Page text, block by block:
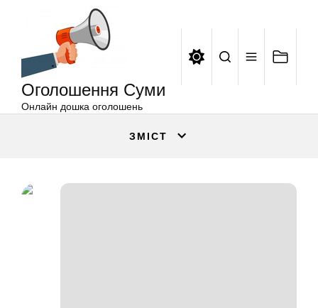
Оголошення Суми
Онлайн дошка оголошень
ЗМІСТ